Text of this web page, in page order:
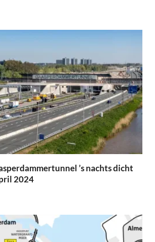
’s nachts dicht
2024